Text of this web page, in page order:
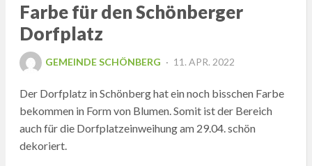
Farbe für den Schönberger
Dorfplatz
GEMEINDE SCHÖNBERG
POSTED
11. APR. 2022
Der Dorfplatz in Schönberg hat ein noch bisschen Farbe
bekommen in Form von Blumen. Somit ist der Bereich
auch für die Dorfplatzeinweihung am 29.04. schön
dekoriert.